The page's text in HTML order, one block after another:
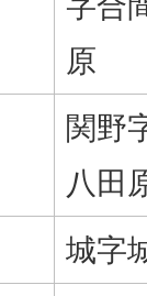
原
関野
八田
城字